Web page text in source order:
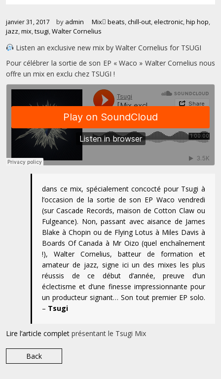
janvier 31, 2017 by admin Mix beats chill-out electronic hip hop
jazz mix tsugi Walter Cornelius
Listen an exclusive new mix by Walter Cornelius for TSUGI
Pour célébrer la sortie de son EP « Waco » Walter Cornelius nous
offre un mix en exclu chez TSUGI !
dans ce mix, spécialement concocté pour Tsugi à
l’occasion de la sortie de son EP Waco vendredi
(sur Cascade Records, maison de Cotton Claw ou
Fulgeance). Non, passant avec aisance de James
Blake à Chopin ou de Flying Lotus à Miles Davis à
Boards Of Canada à Mr Oizo (quel enchaînement
!), Walter Cornelius, batteur de formation et
amateur de jazz, signe ici un des mixes les plus
réussis de ce début d’année, preuve d’un
éclectisme et d’une finesse impressionnante pour
un producteur signant… Son tout premier EP solo.
– Tsugi
Lire l’article complet présentant le Tsugi Mix
Back